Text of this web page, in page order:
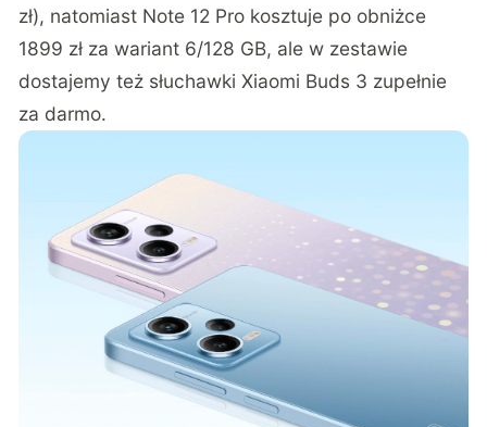
zł), natomiast Note 12 Pro kosztuje po obniżce
1899 zł za wariant 6/128 GB, ale w zestawie
dostajemy też słuchawki Xiaomi Buds 3 zupełnie
za darmo.